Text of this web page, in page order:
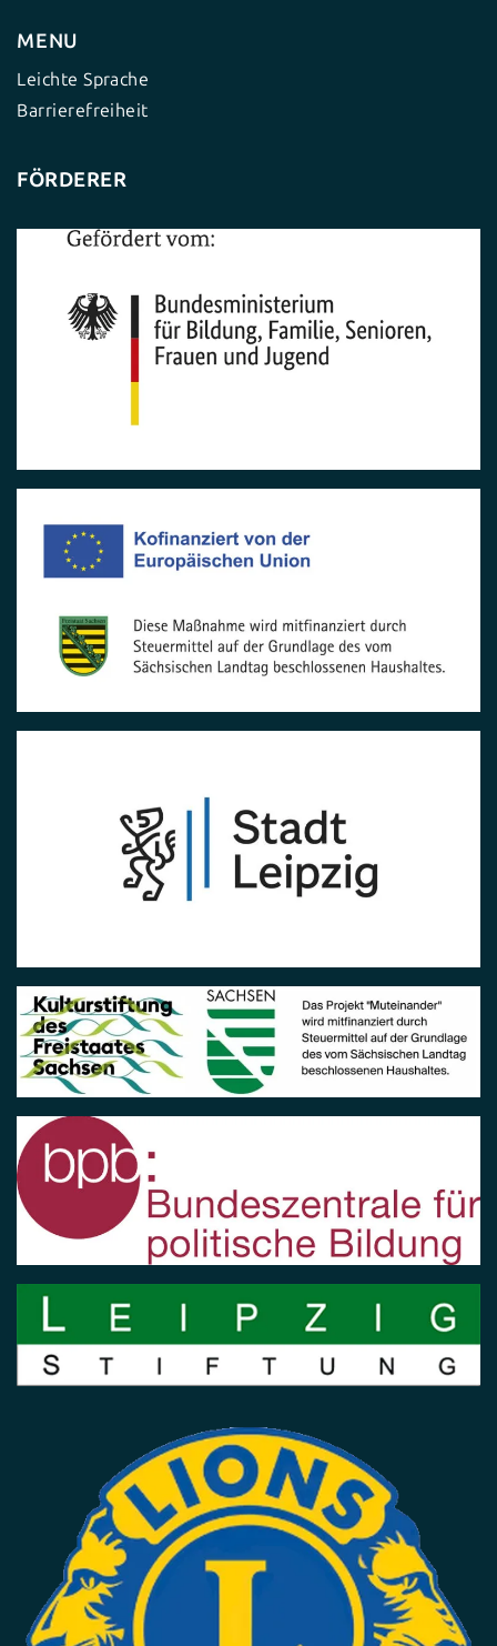
MENU
Leichte Sprache
Barrierefreiheit
FÖRDERER